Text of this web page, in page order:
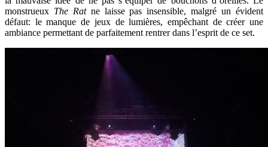
monstrueux The Ratne laisse pas insensible, malgré un évident
défaut: le manque de jeux de lumières, empêchant de créer une
ambiance permettant de parfaitement rentrer dans l’esprit de ce set.